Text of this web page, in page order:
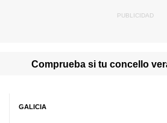
Comprueba si tu concello
GALICIA